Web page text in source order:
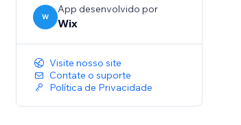
W
App desenvolvido por
Wix
Visite nosso site
Contate o suporte
Política de Privacidade